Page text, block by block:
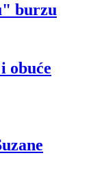
burzu
obuće